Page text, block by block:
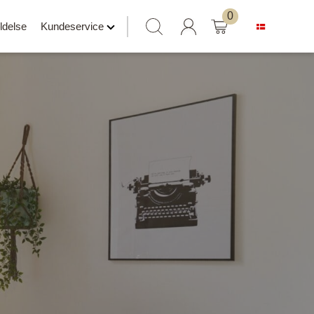
Hylder klar til salg
Hylder uden beslag
Kundeservice
efter:
0